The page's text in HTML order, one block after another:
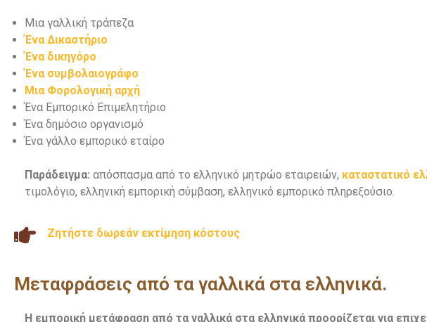
Μια γαλλική τράπεζα
Ένα Δικαστήριο
Ένα δικηγόρο
Ένα συμβολαιογράφο
Μια Φορολογική αρχή
Ένα Εμπορικό Επιμελητήριο
Ένα δημόσιο οργανισμό
Ένα γάλλο εμπορικό εταίρο
Παράδειγμα: απόσπασμα από το ελληνικό μητρώο εταιρειών, καταστατικό
τιμολόγιο, ελληνική εμπορική σύμβαση, ελληνικό εμπορικό πληρεξούσιο.
Ζητήστε δωρεάν εκτίμηση κόστους
Μεταφράσεις από τα γαλλικά στα ελληνικά.
Η εμπορική μετάφραση από τα γαλλικά στα ελληνικά προορίζεται για